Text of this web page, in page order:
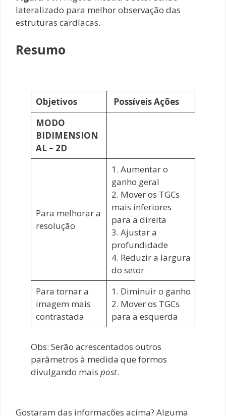
lateralizado para melhor observação das
estruturas cardíacas.
Resumo
Objetivos
Possíveis Ações
MODO
BIDIMENSION
AL – 2D
Para melhorar a
resolução
1. Aumentar o
ganho geral
2. Mover os TGCs
mais inferiores
para a direita
3. Ajustar a
profundidade
4. Reduzir a largura
do setor
Para tornar a
imagem mais
contrastada
1. Diminuir o ganho
2. Mover os TGCs
para a esquerda
Obs: Serão acrescentados outros
parâmetros à medida que formos
divulgando mais post.
Gostaram das informações acima? Alguma